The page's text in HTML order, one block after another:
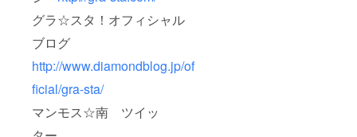
グラ☆スタ！オフィシャル
ブログ
http://www.diamondblog.jp/of
ficial/gra-sta/
マンモス☆南 ツイッ